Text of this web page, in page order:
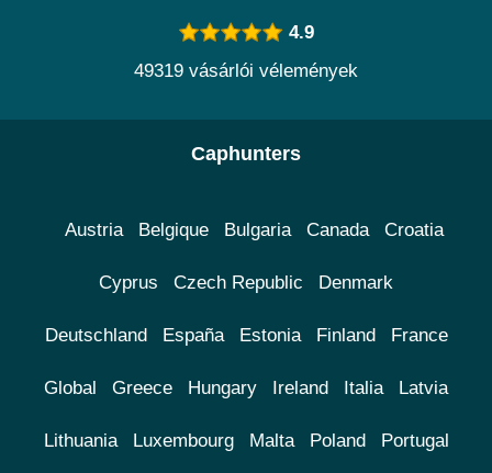
4.9
49319 vásárlói vélemények
Caphunters
Austria Belgique Bulgaria Canada Croatia
Cyprus Czech Republic Denmark
Deutschland España Estonia Finland France
Global Greece Hungary Ireland Italia Latvia
Lithuania Luxembourg Malta Poland Portugal